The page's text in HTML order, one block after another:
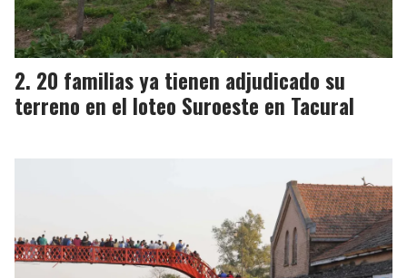
20 familias ya tienen adjudicado su
terreno en el loteo Suroeste en Tacural